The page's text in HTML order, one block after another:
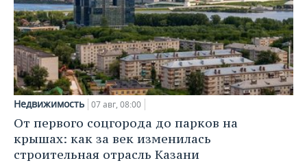
Недвижимость 07 авг, 08:00
От первого соцгорода до парков на
крышах: как за век изменилась
строительная отрасль Казани